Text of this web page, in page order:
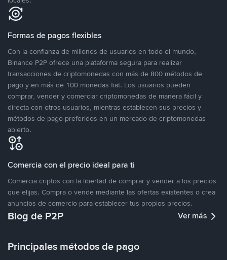
Formas de pagos flexibles
Con la confianza de millones de usuarios en todo el mundo,
Binance P2P ofrece una plataforma segura para realizar
transacciones de criptomonedas con más de 800 métodos de
pago y en más de 100 monedas fiat. Los usuarios pueden
comprar, vender y comerciar criptomonedas de manera fácil y
directa con otros usuarios, mientras establecen sus precios y
métodos de pago preferidos en un mercado de criptomonedas
abierto.
Comercia con el precio ideal para ti
Comercia criptos con la libertad de comprar y vender a los precios
que elijas. Compra o vende mediante las ofertas existentes o crea
anuncios de comercio para establecer tus propios precios.
Blog de P2P Ver más
Principales métodos de pago